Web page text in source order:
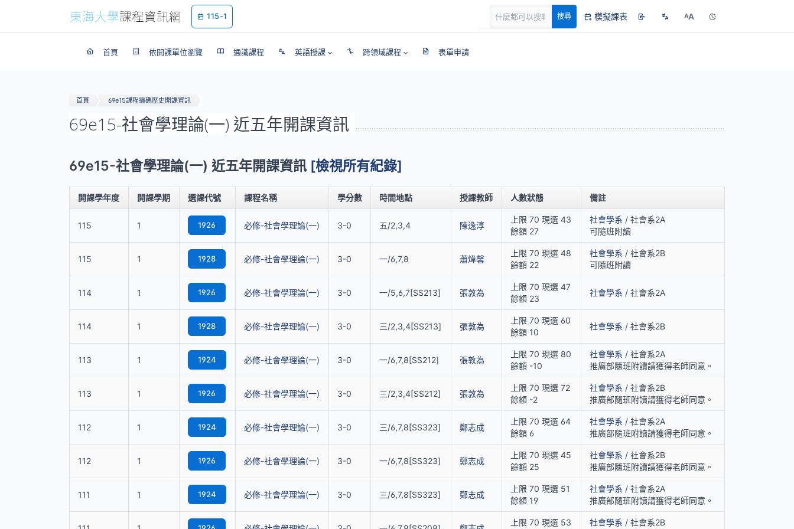
115-1 搜尋 模擬課表 AA
首頁 依開課單位瀏覽 通識課程 英語授課 跨領域課程 表單申請
首頁 69e15課程編碼歷史開課資訊
69e15-社會學理論(一) 近五年開課資訊
69e15-社會學理論(一) 近五年開課資訊 [檢視所有紀錄]
開課學年度 開課學期 選課代號 課程名稱 學分數 時間地點 授課教師 人數狀態 備註
115 1 1926 必修-社會學理論(一) 3-0 五/2,3,4 陳逸淳
上限 70 現選 43
餘額 27
社會學系 / 社會系2A
可隨班附讀
115 1 1928 必修-社會學理論(一) 3-0 一/6,7,8 蕭煒馨
上限 70 現選 48
餘額 22
社會學系 / 社會系2B
可隨班附讀
114 1 1926 必修-社會學理論(一) 3-0 一/5,6,7[SS213] 張敦為
上限 70 現選 47
餘額 23
社會學系 / 社會系2A
114 1 1928 必修-社會學理論(一) 3-0 三/2,3,4[SS213] 張敦為
上限 70 現選 60
餘額 10
社會學系 / 社會系2B
113 1 1924 必修-社會學理論(一) 3-0 一/6,7,8[SS212] 張敦為
上限 70 現選 80
餘額 -10
社會學系 / 社會系2A
推廣部隨班附讀請獲得老師同意。
113 1 1926 必修-社會學理論(一) 3-0 三/2,3,4[SS212] 張敦為
上限 70 現選 72
餘額 -2
社會學系 / 社會系2B
推廣部隨班附讀請獲得老師同意。
112 1 1924 必修-社會學理論(一) 3-0 三/6,7,8[SS323] 鄭志成
上限 70 現選 64
餘額 6
社會學系 / 社會系2A
推廣部隨班附讀請獲得老師同意。
112 1 1926 必修-社會學理論(一) 3-0 一/6,7,8[SS323] 鄭志成
上限 70 現選 45
餘額 25
社會學系 / 社會系2B
推廣部隨班附讀請獲得老師同意。
111 1 1924 必修-社會學理論(一) 3-0 三/6,7,8[SS323] 鄭志成
上限 70 現選 51
餘額 19
社會學系 / 社會系2A
推廣部隨班附讀請獲得老師同意。
上限 70 現選 53
社會學系 / 社會系2B